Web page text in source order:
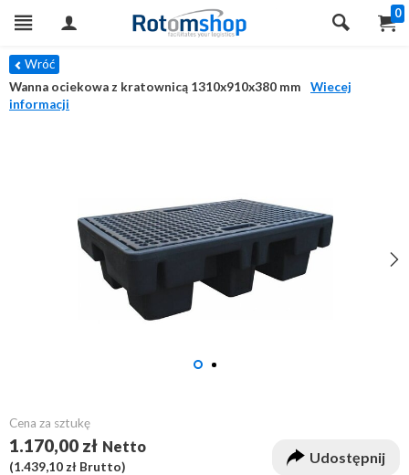
0
Wróć
Wanna ociekowa z kratownicą 1310x910x380 mm
Wiecej
informacji
Cena za sztukę
1.170,00 zł Netto
(1.439,10 zł Brutto)
Udostępnij